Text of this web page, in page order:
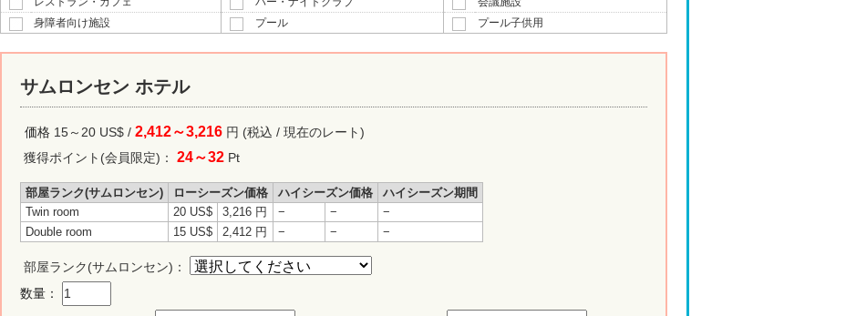
身障者向け施設
プール プール子供用
サムロンセン ホテル
価格 15～20 US$ / 2,412～3,216 円 (税込 / 現在のレート)
獲得ポイント (会員限定) ： 24～32 Pt
部屋ランク(サムロンセン) ローシーズン価格 ハイシーズン価格
ハイシーズン期間
Twin room
20 US$ 3,216 円 − −
−
Double room
15 US$ 2,412 円 − − −
部屋ランク(サムロンセン)：
数量：